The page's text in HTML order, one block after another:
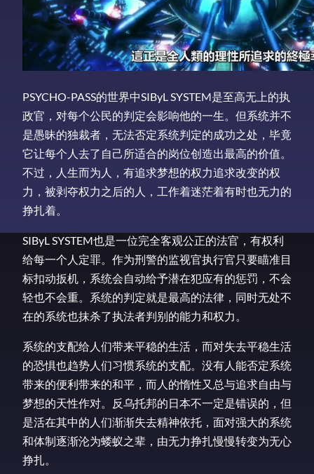
PSYCHO-PASS的世界中SIByL SYSTEM是至高无上的执
政官，对每个公民的判定会影响他的一生。但系统并不
是愚昧的独裁者，无法否定系统判定的成功之处，毕竟
它让每个人去了自己所适合的岗位创造出最高的价值。
不过，人生而为人，有追求梦想的权力追求改变的权
力，被剥夺权力之后的人，工作着迷茫着有时也无力的
挣扎着。
SIByL SYSTEM也是一位完全客观公正的法官，有权利
给每一个人定罪。作为刑警的监视官执行官只要瞄准目
标扣动扳机，系统会自动给予潜在犯应有的惩罚，不会
轻也不会重。系统的判定就是最高的法律，同时无处不
在的系统也抹杀了执法者判别的能力和权力。
系统的支配给人们带来平稳的生活，而对失去平稳生活
的恐惧也趋势人们习惯系统的支配。没有人能否定系统
带来的便利带来的和平，而人的惰性又总与追求自由与
梦想的天性作对。反乌托邦的日本不一定是错误的，但
是活在其中的人们渐渐失去精神依托，面对强大的系统
和体制逐渐沦为蝼蚁之辈，由无力挣扎慢慢转变为无心
挣扎。